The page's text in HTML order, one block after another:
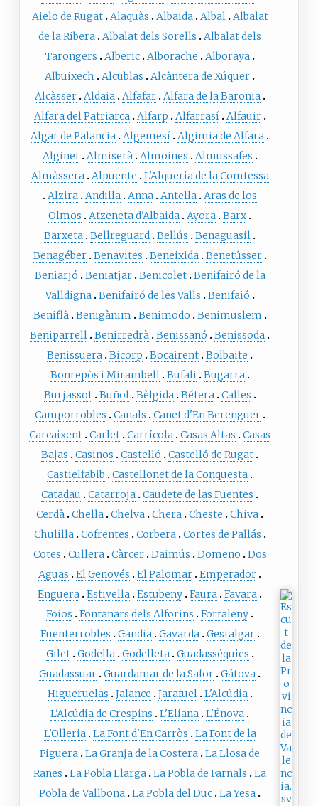
Aielo de Rugat Alaquàs Albaida Albal Albalat
de la Ribera Albalat dels Sorells
Albalat dels
Tarongers
Alberic Alborache
Alboraya
Albuixech
Alcublas
Alcàntera de Xúquer
Alcàsser Aldaia Alfafar Alfara de la Baronia
Alfara del Patriarca Alfarp Alfarrasí Alfauir
Algar de Palancia Algemesí Algimia de Alfara
Alginet Almiserà Almoines
Almussafes
Almàssera Alpuente
L'Alqueria de la Comtessa
Alzira Andilla Anna Antella Aras de los
Olmos
Atzeneta d'Albaida Ayora Barx
Barxeta Bellreguard Bellús
Benaguasil
Benagéber Benavites Beneixida Benetússer
Beniarjó
Beniatjar Benicolet Benifairó de la
Valldigna Benifairó de les Valls
Benifaió
Beniflà Benigànim Benimodo
Benimuslem
Beniparrell Benirredrà Benissanó
Benissoda
Benissuera Bicorp Bocairent Bolbaite
Bonrepòs i Mirambell Bufali Bugarra
Burjassot Buñol Bèlgida Bétera Calles
Camporrobles
Canals
Canet d'En Berenguer
Carcaixent Carlet Carrícola Casas Altas
Casas
Bajas
Casinos Castelló
Castelló de Rugat
Castielfabib
Castellonet de la Conquesta
Catadau
Catarroja Caudete de las Fuentes
Cerdà Chella Chelva Chera Cheste
Chiva
Chulilla Cofrentes Corbera Cortes de Pallás
Cotes
Cullera Càrcer Daimús Domeño
Dos
Aguas
El Genovés El Palomar Emperador
Enguera Estivella Estubeny Faura Favara
Foios
Fontanars dels Alforins
Fortaleny
Fuenterrobles
Gandia Gavarda Gestalgar
Gilet Godella Godelleta Guadasséquies
Guadassuar Guardamar de la Safor Gátova
Higueruelas
Jalance Jarafuel L'Alcúdia
L'Alcúdia de Crespins
L'Eliana L'Énova
L'Olleria La Font d'En Carròs
La Font de la
Figuera La Granja de la Costera La Llosa de
Ranes
La Pobla Llarga La Pobla de Farnals
La
Pobla de Vallbona La Pobla del Duc La Yesa